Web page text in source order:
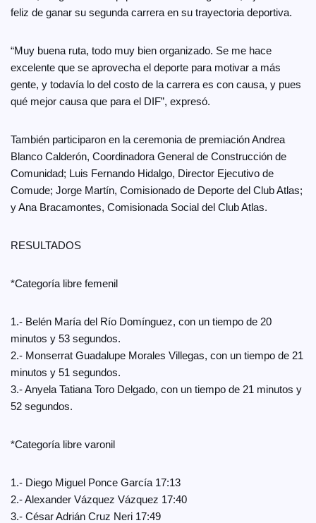
feliz de ganar su segunda carrera en su trayectoria deportiva.
“Muy buena ruta, todo muy bien organizado. Se me hace
excelente que se aprovecha el deporte para motivar a más
gente, y todavía lo del costo de la carrera es con causa, y pues
qué mejor causa que para el DIF”, expresó.
También participaron en la ceremonia de premiación Andrea
Blanco Calderón, Coordinadora General de Construcción de
Comunidad; Luis Fernando Hidalgo, Director Ejecutivo de
Comude; Jorge Martín, Comisionado de Deporte del Club Atlas;
y Ana Bracamontes, Comisionada Social del Club Atlas.
RESULTADOS
*Categoría libre femenil
1.- Belén María del Río Domínguez, con un tiempo de 20
minutos y 53 segundos.
2.- Monserrat Guadalupe Morales Villegas, con un tiempo de 21
minutos y 51 segundos.
3.- Anyela Tatiana Toro Delgado, con un tiempo de 21 minutos y
52 segundos.
*Categoría libre varonil
1.- Diego Miguel Ponce García 17:13
2.- Alexander Vázquez Vázquez 17:40
3.- César Adrián Cruz Neri 17:49